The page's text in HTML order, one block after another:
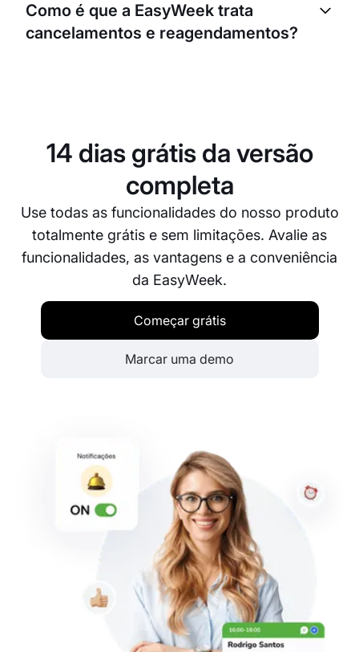
pacientes podem marcar, reagendar ou cancelar as
suas consultas com apenas alguns toques.
Como é que a EasyWeek trata
cancelamentos e reagendamentos?
definir uma política de cancelamento, por exemplo,
exigir um determinado período de aviso prévio.
14 dias grátis da versão
completa
Use todas as funcionalidades do nosso produto
totalmente grátis e sem limitações. Avalie as
funcionalidades, as vantagens e a conveniência
da EasyWeek.
Começar grátis
Marcar uma demo